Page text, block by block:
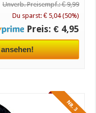
Unverb. Preisempf.: € 9,99
Du sparst: € 5,04 (50%)
Preis: € 4,95
NR. 3